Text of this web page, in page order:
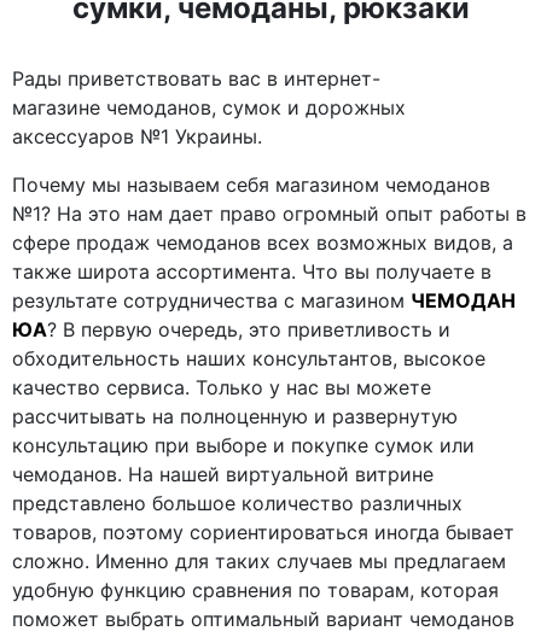
сумки, чемоданы, рюкзаки
Рады приветствовать вас в интернет-
магазине чемоданов, сумок и дорожных
аксессуаров №1 Украины.
Почему мы называем себя магазином чемоданов
№1? На это нам дает право огромный опыт работы в
сфере продаж чемоданов всех возможных видов, а
также широта ассортимента. Что вы получаете в
результате сотрудничества с магазином ЧЕМОДАН
ЮА? В первую очередь, это приветливость и
обходительность наших консультантов, высокое
качество сервиса. Только у нас вы можете
рассчитывать на полноценную и развернутую
консультацию при выборе и покупке сумок или
чемоданов. На нашей виртуальной витрине
представлено большое количество различных
товаров, поэтому сориентироваться иногда бывает
сложно. Именно для таких случаев мы предлагаем
удобную функцию сравнения по товарам, которая
поможет выбрать оптимальный вариант чемоданов